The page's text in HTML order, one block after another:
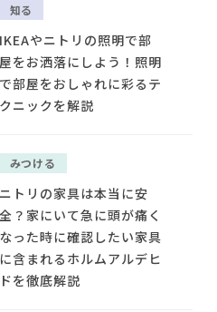
知る
IKEAやニトリの照明で部
屋をお洒落にしよう！照明
で部屋をおしゃれに彩るテ
クニックを解説
みつける
ニトリの家具は本当に安
全？家にいて急に頭が痛く
なった時に確認したい家具
に含まれるホルムアルデヒ
ドを徹底解説